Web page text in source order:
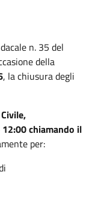
n. 35 del
della
, la chiusura degli
chiamando il
per: